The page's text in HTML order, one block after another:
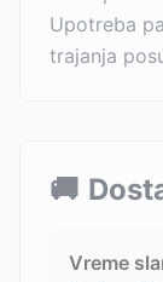
Upotreba
trajanja
🚚
Vreme